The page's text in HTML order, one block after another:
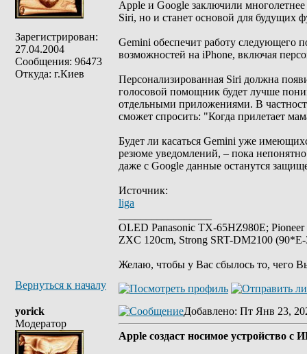
Зарегистрирован:
27.04.2004
Сообщения: 96473
Откуда: г.Киев
Apple и Google заключили
Siri, но и станет основой для будущих
Gemini обеспечит работу следующего
возможностей на iPhone, включая
Персонализированная Siri должна
голосовой помощник будет лучше
отдельными приложениями. В
сможет спросить: "Когда прилетает
Будет ли касаться Gemini уже
резюме уведомлений, – пока
даже с Google данные останутся
Источник:
liga
OLED Panasonic TX-65HZ980E;
ZXC 120cm, Strong SRT-DM2100
Желаю, чтобы у Вас сбылось то, чего
Вернуться к началу
yorick
Модератор
Добавлено: Пт Янв 23,
Apple создаст носимое устройство с